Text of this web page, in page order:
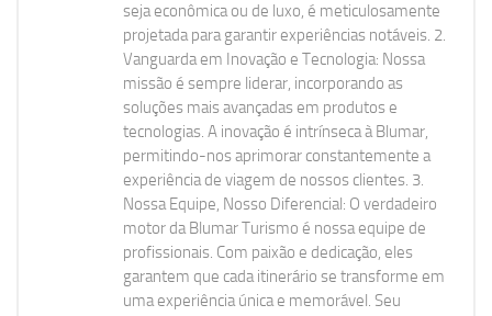
seja econômica ou de luxo, é meticulosamente
projetada para garantir experiências notáveis. 2.
Vanguarda em Inovação e Tecnologia: Nossa
missão é sempre liderar, incorporando as
soluções mais avançadas em produtos e
tecnologias. A inovação é intrínseca à Blumar,
permitindo-nos aprimorar constantemente a
experiência de viagem de nossos clientes. 3.
Nossa Equipe, Nosso Diferencial: O verdadeiro
motor da Blumar Turismo é nossa equipe de
profissionais. Com paixão e dedicação, eles
garantem que cada itinerário se transforme em
uma experiência única e memorável. Seu